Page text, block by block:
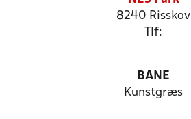
8240 Risskov
Tlf:
BANE
Kunstgræs